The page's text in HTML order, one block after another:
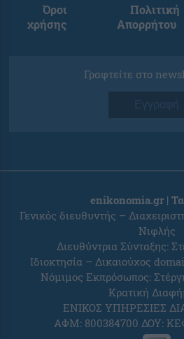
Όροι
χρήσης
Πολιτική
Απορρήτου
Γραφτείτε στο
Εγγραφή
enikonomia.gr |
Γενικός διευθυντής –
Νιφλής
Διευθύντρια Σύνταξης:
Ιδιοκτησία – Δικαιούχος
Νόμιμος Εκπρόσωπος:
Κρατική
ΕΝΙΚΟΣ ΥΠΗΡΕΣΙΕΣ
ΑΦΜ: 800384700 ΔΟΥ: